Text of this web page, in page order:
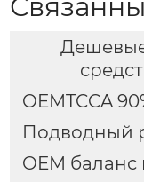
OEMTCCA
Подводный
OEM